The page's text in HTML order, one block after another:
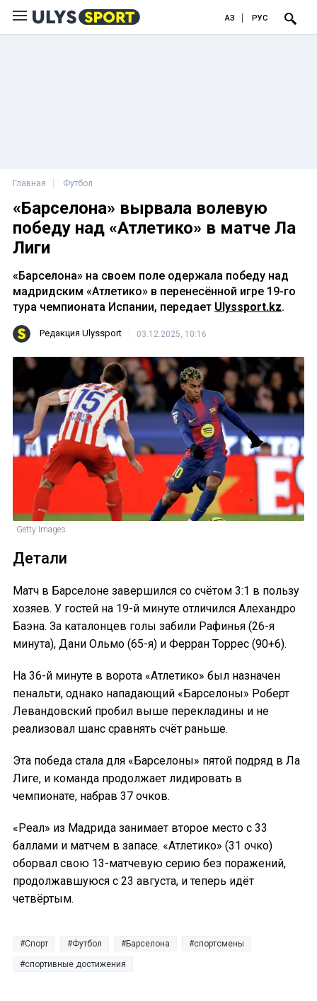
ҚАЗ РУС
Главная Футбол
«Барселона» вырвала волевую
победу над «Атлетико» в матче Ла
Лиги
«Барселона» на своем поле одержала победу над
мадридским «Атлетико» в перенесённой игре 19-го
тура чемпионата Испании, передает Ulyssport.kz.
Редакция Ulyssport 03.12.2025, 10:16
Getty Images
Детали
Матч в Барселоне завершился со счётом 3:1 в пользу
хозяев. У гостей на 19-й минуте отличился Алехандро
Баэна. За каталонцев голы забили Рафинья (26-я
минута), Дани Ольмо (65-я) и Ферран Торрес (90+6).
На 36-й минуте в ворота «Атлетико» был назначен
пенальти, однако нападающий «Барселоны» Роберт
Левандовский пробил выше перекладины и не
реализовал шанс сравнять счёт раньше.
Эта победа стала для «Барселоны» пятой подряд в Ла
Лиге, и команда продолжает лидировать в
чемпионате, набрав 37 очков.
«Реал» из Мадрида занимает второе место с 33
баллами и матчем в запасе. «Атлетико» (31 очко)
оборвал свою 13-матчевую серию без поражений,
продолжавшуюся с 23 августа, и теперь идёт
четвёртым.
Спорт Футбол Барселона спортсмены
спортивные достижения